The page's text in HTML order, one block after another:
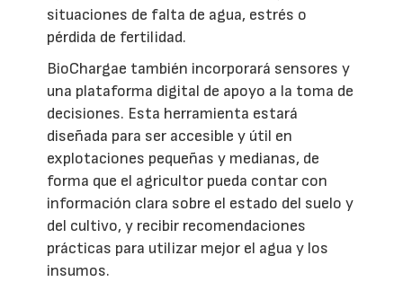
situaciones de falta de agua, estrés o
pérdida de fertilidad.
BioChargae también incorporará sensores y
una plataforma digital de apoyo a la toma de
decisiones. Esta herramienta estará
diseñada para ser accesible y útil en
explotaciones pequeñas y medianas, de
forma que el agricultor pueda contar con
información clara sobre el estado del suelo y
del cultivo, y recibir recomendaciones
prácticas para utilizar mejor el agua y los
insumos.